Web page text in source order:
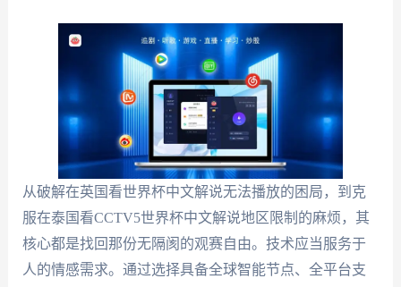
从破解在英国看世界杯中文解说无法播放的困局，到克
服在泰国看CCTV5世界杯中文解说地区限制的麻烦，其
核心都是找回那份无隔阂的观赛自由。技术应当服务于
人的情感需求。通过选择具备全球智能节点、全平台支